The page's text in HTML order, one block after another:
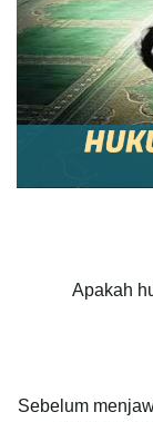
Apakah
Sebelum